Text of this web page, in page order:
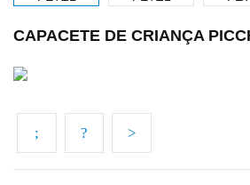
CAPACETE DE CRIANÇA